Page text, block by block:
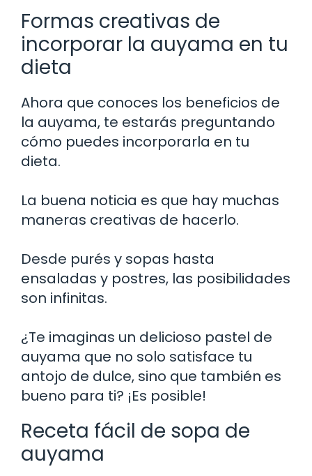
Formas creativas de
incorporar la auyama en tu
dieta
Ahora que conoces los beneficios de
la auyama, te estarás preguntando
cómo puedes incorporarla en tu
dieta.
La buena noticia es que hay muchas
maneras creativas de hacerlo.
Desde purés y sopas hasta
ensaladas y postres, las posibilidades
son infinitas.
¿Te imaginas un delicioso pastel de
auyama que no solo satisface tu
antojo de dulce, sino que también es
bueno para ti? ¡Es posible!
Receta fácil de sopa de
auyama